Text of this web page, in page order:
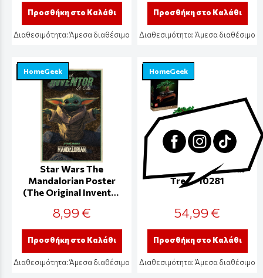
Προσθήκη στο Καλάθι
Διαθεσιμότητα:Άμεσα διαθέσιμο
Προσθήκη στο Καλάθι
Διαθεσιμότητα:Άμεσα διαθέσιμο
HomeGeek
Star Wars The
Mandalorian Poster
(The Original Inventor
PP34805
8,99 €
Προσθήκη στο Καλάθι
Διαθεσιμότητα:Άμεσα διαθέσιμο
HomeGeek
LEGO Creator Bonsai
Tree - 10281
54,99 €
Προσθήκη στο Καλάθι
Διαθεσιμότητα:Άμεσα διαθέσιμο